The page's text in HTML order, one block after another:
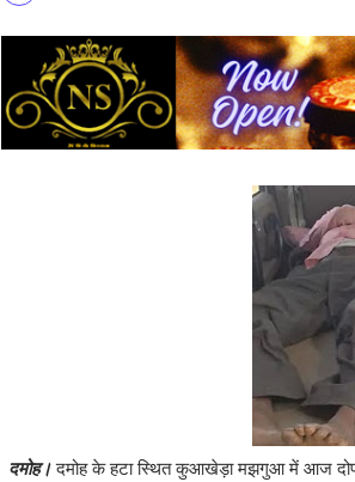
दमोह।दमोह के हटा स्थित कुआखेड़ा मझगुआ में आज